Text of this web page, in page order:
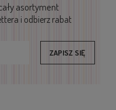
asortyment
i odbierz rabat
ZAPISZ SIĘ